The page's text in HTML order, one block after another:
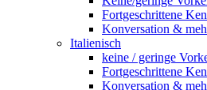
Fortgeschrittene
Konversation &
Italienisch
keine / geringe
Fortgeschrittene
Konversation &